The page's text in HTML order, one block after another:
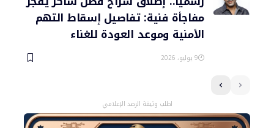
مفاجأة فنية: تفاصيل إسقاط التهم
الأمنية وموعد العودة للغناء
9 يوليو، 2026
اطلب وثيقة الرصد الإعلامي